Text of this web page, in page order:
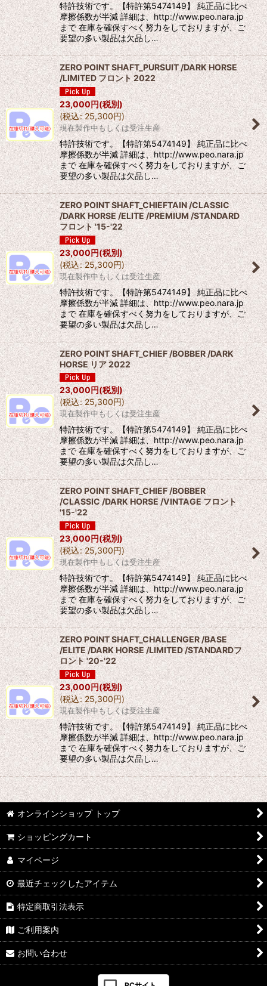
特許技術です。【特許第5474149】 純正品に比べ
摩擦係数が半減 詳細は、http://www.peo.nara.jp
まで 在庫を確保すべく努力をしておりますが、ご
要望の多い製品は欠品し…
ZERO POINT SHAFT_PURSUIT /DARK HORSE
/LIMITED フロント 2022
23,000円(税別)
(税込: 25,300円)
現在製作中もしくは受注生産
特許技術です。【特許第5474149】 純正品に比べ
摩擦係数が半減 詳細は、http://www.peo.nara.jp
まで 在庫を確保すべく努力をしておりますが、ご
要望の多い製品は欠品し…
ZERO POINT SHAFT_CHIEFTAIN /CLASSIC
/DARK HORSE /ELITE /PREMIUM /STANDARD
フロント '15-'22
23,000円(税別)
(税込: 25,300円)
現在製作中もしくは受注生産
特許技術です。【特許第5474149】 純正品に比べ
摩擦係数が半減 詳細は、http://www.peo.nara.jp
まで 在庫を確保すべく努力をしておりますが、ご
要望の多い製品は欠品し…
ZERO POINT SHAFT_CHIEF /BOBBER /DARK
HORSE リア 2022
23,000円(税別)
(税込: 25,300円)
現在製作中もしくは受注生産
特許技術です。【特許第5474149】 純正品に比べ
摩擦係数が半減 詳細は、http://www.peo.nara.jp
まで 在庫を確保すべく努力をしておりますが、ご
要望の多い製品は欠品し…
ZERO POINT SHAFT_CHIEF /BOBBER
/CLASSIC /DARK HORSE /VINTAGE フロント
'15-'22
23,000円(税別)
(税込: 25,300円)
現在製作中もしくは受注生産
特許技術です。【特許第5474149】 純正品に比べ
摩擦係数が半減 詳細は、http://www.peo.nara.jp
まで 在庫を確保すべく努力をしておりますが、ご
要望の多い製品は欠品し…
ZERO POINT SHAFT_CHALLENGER /BASE
/ELITE /DARK HORSE /LIMITED /STANDARDフ
ロント '20-'22
23,000円(税別)
(税込: 25,300円)
現在製作中もしくは受注生産
特許技術です。【特許第5474149】 純正品に比べ
摩擦係数が半減 詳細は、http://www.peo.nara.jp
まで 在庫を確保すべく努力をしておりますが、ご
要望の多い製品は欠品し…
オンラインショップ トップ
ショッピングカート
マイページ
最近チェックしたアイテム
特定商取引法表示
ご利用案内
お問い合わせ